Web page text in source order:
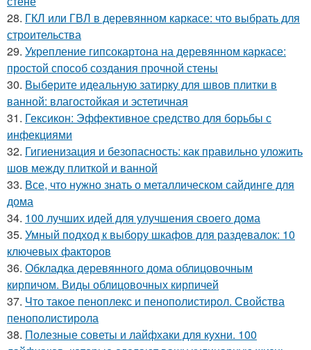
28. ГКЛ или ГВЛ в деревянном каркасе: что выбрать для
строительства
29. Укрепление гипсокартона на деревянном каркасе:
простой способ создания прочной стены
30. Выберите идеальную затирку для швов плитки в
ванной: влагостойкая и эстетичная
31. Гексикон: Эффективное средство для борьбы с
инфекциями
32. Гигиенизация и безопасность: как правильно уложить
шов между плиткой и ванной
33. Все, что нужно знать о металлическом сайдинге для
дома
34. 100 лучших идей для улучшения своего дома
35. Умный подход к выбору шкафов для раздевалок: 10
ключевых факторов
36. Обкладка деревянного дома облицовочным
кирпичом. Виды облицовочных кирпичей
37. Что такое пеноплекс и пенополистирол. Свойства
пенополистирола
38. Полезные советы и лайфхаки для кухни. 100